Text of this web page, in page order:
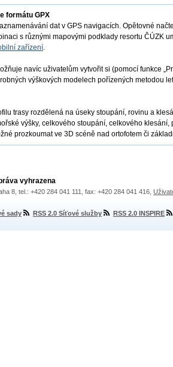
formátu GPX
dat v GPS navigacích. Opětovné
s různými mapovými podklady resortu ČÚZK
zařízení.
navíc uživatelům vytvořit si (pomocí funkce
výškových modelech pořízených metodou
trasy rozdělená na úseky stoupání, rovinu a
výšky, celkového stoupání, celkového
prozkoumat ve 3D scéně nad ortofotem či
vyhrazena
8, tel.: +420 284 041 111, fax: +420 284 041 416,
sady RSS 2.0 Síťové služby RSS 2.0 INSPIRE